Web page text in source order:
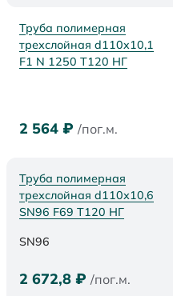
Труба полимерная
трехслойная d110x10,1
F1 N 1250 Т120 НГ
2 564 ₽ /пог.м.
Труба полимерная
трехслойная d110х10,6
SN96 F69 Т120 НГ
SN96
2 672,8 ₽ /пог.м.